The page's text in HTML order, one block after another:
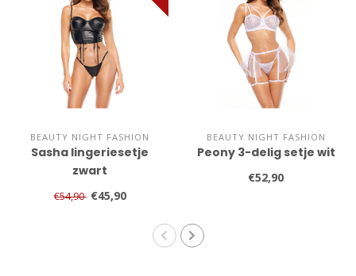
BEAUTY NIGHT FASHION
Sasha lingeriesetje
zwart
€54,90 €45,90
BEAUTY NIGHT FASHION
Peony 3-delig setje wit
€52,90